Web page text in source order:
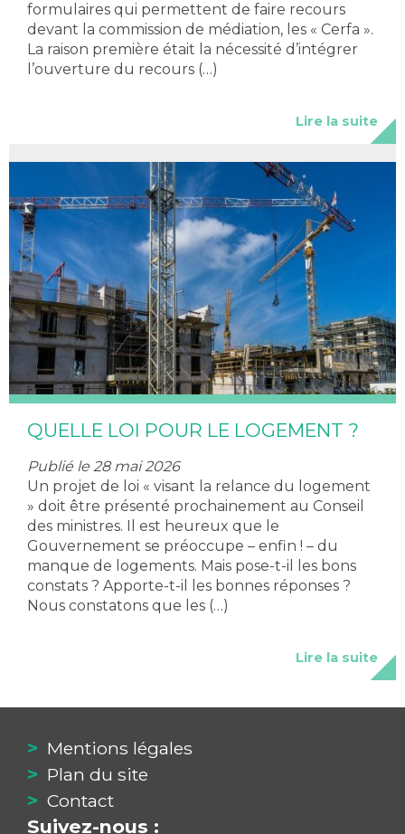
formulaires qui permettent de faire recours
devant la commission de médiation, les « Cerfa ».
La raison première était la nécessité d’intégrer
l’ouverture du recours (…)
Lire la suite
QUELLE LOI POUR LE LOGEMENT ?
Publié le 28 mai 2026
Un projet de loi « visant la relance du logement
» doit être présenté prochainement au Conseil
des ministres. Il est heureux que le
Gouvernement se préoccupe – enfin ! – du
manque de logements. Mais pose-t-il les bons
constats ? Apporte-t-il les bonnes réponses ?
Nous constatons que les (…)
Lire la suite
Mentions légales
Plan du site
Contact
Suivez-nous :